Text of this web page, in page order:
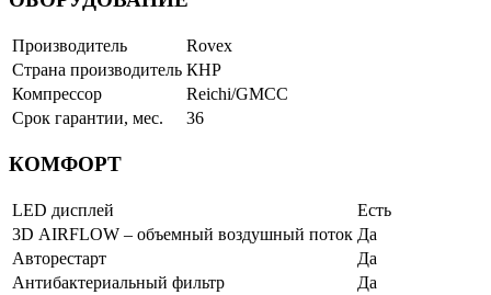
Производитель
Rovex
Страна производитель КНР
Компрессор
Reichi/GMCC
Срок гарантии, мес.
36
КОМФОРТ
LED дисплей
Есть
3D AIRFLOW – объемный воздушный поток Да
Авторестарт
Да
Антибактериальный фильтр
Да